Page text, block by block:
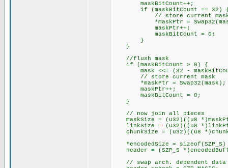
maskBitCount++;
if (maskBitCount == 32)
// store current
*maskPtr =
maskPtr++;
maskBitCount = 0;
}
}
//flush mask
if (maskBitCount > 0) {
mask <<= (32 -
// store current mask
*maskPtr = Swap32(mask);
maskPtr++;
maskBitCount = 0;
}
// now join all pieces
maskSize = (u32)((u8
linkSize = (u32)((u8
chunkSize = (u32)((u8
*encodedSize = sizeof(SZP_S)
header = (SZP_S
// swap arch. dependent data